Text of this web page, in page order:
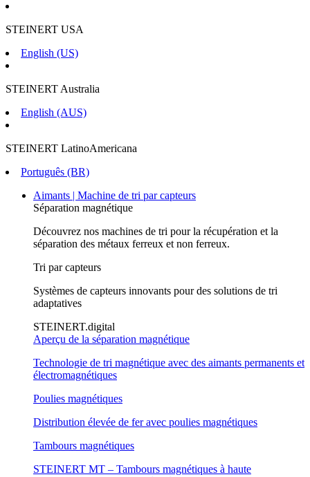
STEINERT USA
English (US)
STEINERT Australia
English (AUS)
STEINERT LatinoAmericana
Português (BR)
Aimants | Machine de tri par capteurs
Séparation magnétique
Découvrez nos machines de tri pour la récupération et la
séparation des métaux ferreux et non ferreux.
Tri par capteurs
Systèmes de capteurs innovants pour des solutions de tri
adaptatives
STEINERT.digital
Aperçu de la séparation magnétique
Technologie de tri magnétique avec des aimants permanents et
électromagnétiques
Poulies magnétiques
Distribution élevée de fer avec poulies magnétiques
Tambours magnétiques
STEINERT MT – Tambours magnétiques à haute